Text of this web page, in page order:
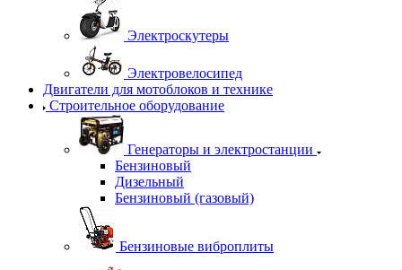
Электроскутеры
Электровелосипед
Двигатели для мотоблоков и технике
Строительное оборудование
Генераторы и электростанции
Бензиновый
Дизельный
Бензиновый (газовый)
Бензиновые виброплиты